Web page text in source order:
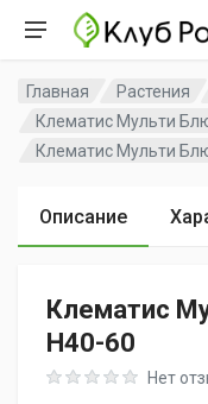
Главная Растения
Клематис Мульти
Клематис Мульти Блю
Описание
Клематис
H40-60
Rating: 0 out of 5
Нет